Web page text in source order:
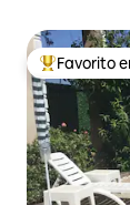
Favorito
Favorito